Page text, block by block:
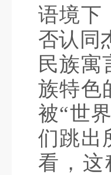
语境下
否认同
民族寓
族特色
被“世
们跳出
看，这